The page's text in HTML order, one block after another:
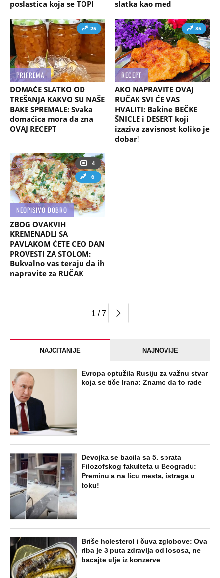
poslastica koja se TOPI slatka kao med
25
PRIPREMA
DOMAĆE SLATKO OD
TREŠANJA KAKVO SU NAŠE
BAKE SPREMALE: Svaka
domaćica mora da zna
OVAJ RECEPT
35
RECEPT
AKO NAPRAVITE OVAJ
RUČAK SVI ĆE VAS
HVALITI: Bakine BEČKE
ŠNICLE i DESERT koji
izaziva zavisnost koliko je
dobar!
4
6
NEOPISIVO DOBRO
ZBOG OVAKVIH
KREMENADLI SA
PAVLAKOM ĆETE CEO DAN
PROVESTI ZA STOLOM:
Bukvalno vas teraju da ih
napravite za RUČAK
1 / 7
NAJČITANIJE NAJNOVIJE
Evropa optužila Rusiju za važnu stvar
koja se tiče Irana: Znamo da to rade
Devojka se bacila sa 5. sprata
Filozofskog fakulteta u Beogradu:
Preminula na licu mesta, istraga u
toku!
Briše holesterol i čuva zglobove: Ova
riba je 3 puta zdravija od lososa, ne
bacajte ulje iz konzerve